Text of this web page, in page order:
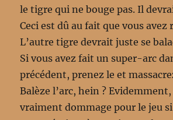
le tigre qui ne bouge pas. Il
Ceci est dû au fait que vous avez
L’autre tigre devrait juste se
Si vous avez fait un super-arc
précédent, prenez le et
Balèze l’arc, hein ?
vraiment dommage pour le jeu